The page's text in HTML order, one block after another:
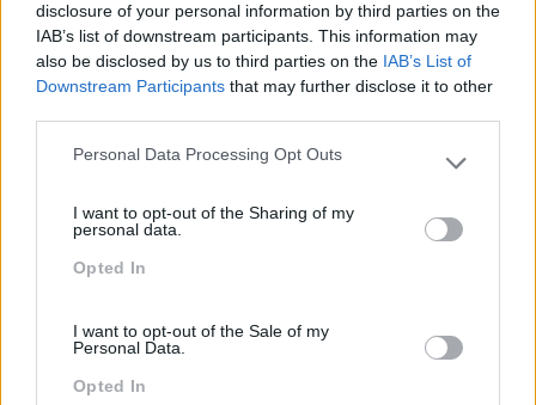
disclosure of your personal information by third parties on the
IAB’s list of downstream participants. This information may
also be disclosed by us to third parties on the IAB’s List of
Downstream Participants that may further disclose it to other
Please note that this website/app uses one or more Google
not limited to your visit or usage behaviour. You may click to
grant or deny consent to Google and its third-party tags to
use your data for below specified purposes in below Google
Personal Data Processing Opt Outs
I want to opt-out of the Sharing of my
personal data.
Opted In
I want to opt-out of the Sale of my
Personal Data.
Opted In
Pesquisa
Categorias Blog